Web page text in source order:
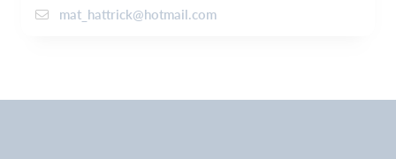
mat_hattrick@hotmail.com